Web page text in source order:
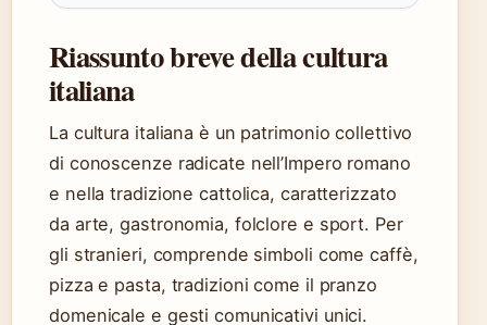
Riassunto breve della cultura
italiana
La cultura italiana è un patrimonio collettivo
di conoscenze radicate nell’Impero romano
e nella tradizione cattolica, caratterizzato
da arte, gastronomia, folclore e sport. Per
gli stranieri, comprende simboli come caffè,
pizza e pasta, tradizioni come il pranzo
domenicale e gesti comunicativi unici.